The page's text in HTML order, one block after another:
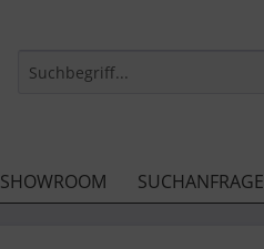
SHOWROOM SUCHANFRAGE